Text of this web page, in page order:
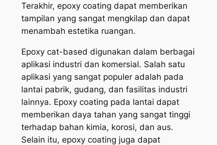
Terakhir, epoxy coating dapat memberikan
tampilan yang sangat mengkilap dan dapat
menambah estetika ruangan.
Epoxy cat-based digunakan dalam berbagai
aplikasi industri dan komersial. Salah satu
aplikasi yang sangat populer adalah pada
lantai pabrik, gudang, dan fasilitas industri
lainnya. Epoxy coating pada lantai dapat
memberikan daya tahan yang sangat tinggi
terhadap bahan kimia, korosi, dan aus.
Selain itu, epoxy coating juga dapat